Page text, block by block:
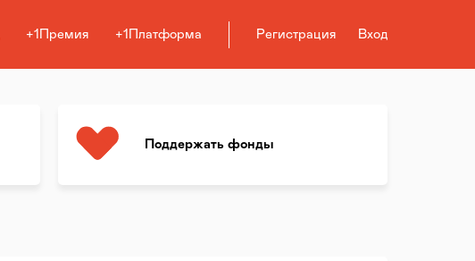
+1Премия +1Платформа Регистрация Вход
Поддержать фонды